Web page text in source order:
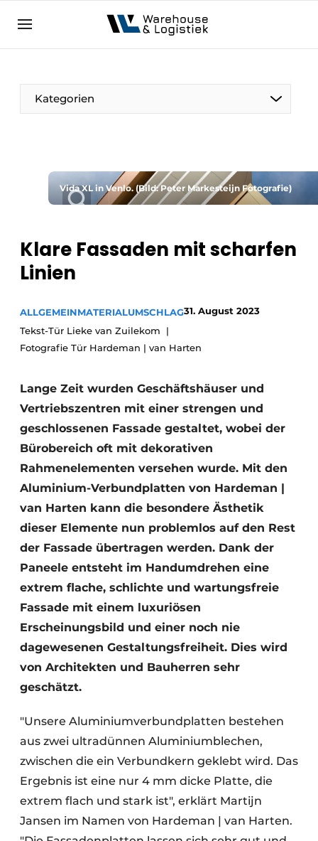
NL EN
Kategorien
Vida XL in Venlo. (Bild: Peter Markesteijn Fotografie)
Klare Fassaden mit scharfen
Linien
ALLGEMEINMATERIALUMSCHLAG31. August 2023
Tekst-Tür Lieke van Zuilekom
Fotografie Tür Hardeman | van Harten
Lange Zeit wurden Geschäftshäuser und
Vertriebszentren mit einer strengen und
geschlossenen Fassade gestaltet, wobei der
Bürobereich oft mit dekorativen
Rahmenelementen versehen wurde. Mit den
Aluminium-Verbundplatten von Hardeman |
van Harten kann die besondere Ästhetik
dieser Elemente nun problemlos auf den Rest
der Fassade übertragen werden. Dank der
Paneele entsteht im Handumdrehen eine
extrem flache, schlichte und wartungsfreie
Fassade mit einem luxuriösen
Erscheinungsbild und einer noch nie
dagewesenen Gestaltungsfreiheit. Dies wird
von Architekten und Bauherren sehr
geschätzt.
"Unsere Aluminiumverbundplatten bestehen
aus zwei ultradünnen Aluminiumblechen,
zwischen die ein Verbundkern geklebt wird. Das
Ergebnis ist eine nur 4 mm dicke Platte, die
extrem flach und stark ist", erklärt Martijn
Jansen im Namen von Hardeman | van Harten.